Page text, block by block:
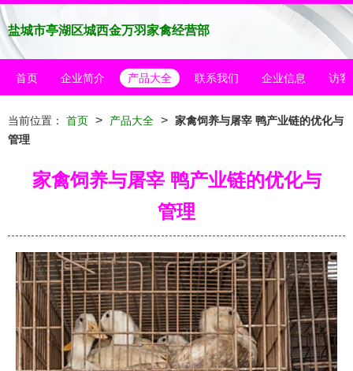
盐城市亭湖区城西金万羽家禽经营部
首页 企业简介 产品大全 联系我们 企业信息 访客
当前位置： 首页 > 产品大全 > 家禽饲养与屠宰 鸭产业链的优化与
管理
家禽饲养与屠宰 鸭产业链的优化与
管理